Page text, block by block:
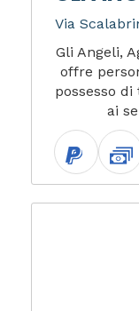
Via
Gli Angeli,
offre
possesso
ai